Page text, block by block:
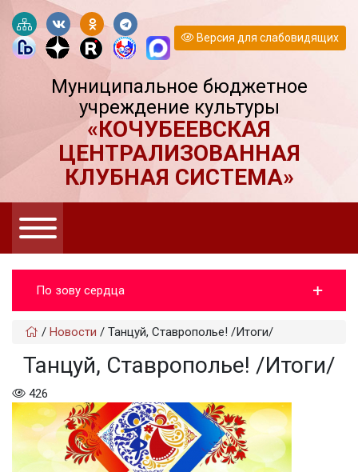
Версия для слабовидящих
Муниципальное бюджетное
учреждение культуры
«КОЧУБЕЕВСКАЯ
ЦЕНТРАЛИЗОВАННАЯ
КЛУБНАЯ СИСТЕМА»
По зову сердца
/ Новости / Танцуй, Ставрополье! /Итоги/
Танцуй, Ставрополье! /Итоги/
426